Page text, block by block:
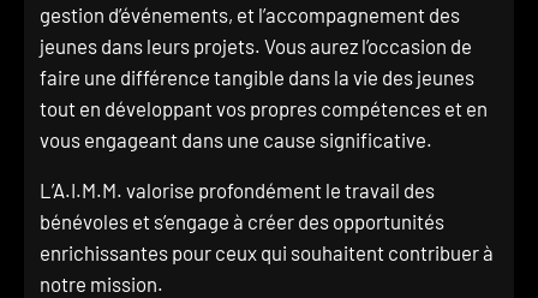
gestion d’événements, et l’accompagnement des
jeunes dans leurs projets. Vous aurez l’occasion de
faire une différence tangible dans la vie des jeunes
tout en développant vos propres compétences et en
vous engageant dans une cause significative.
L’A.I.M.M. valorise profondément le travail des
bénévoles et s’engage à créer des opportunités
enrichissantes pour ceux qui souhaitent contribuer à
notre mission.